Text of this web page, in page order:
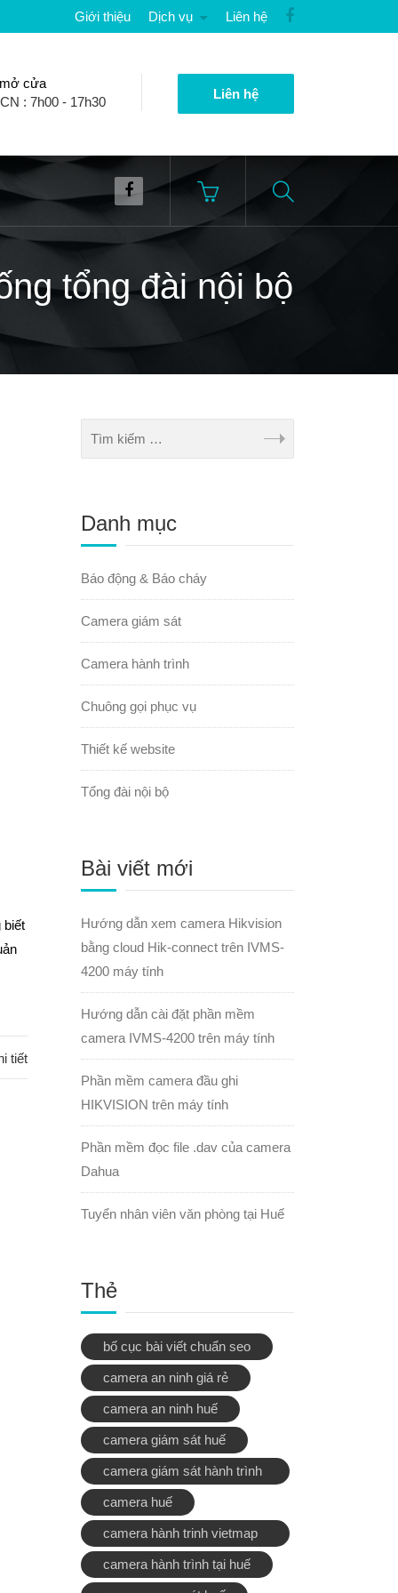
Giới thiệu Dịch vụ Liên hệ
cửa
: 7h00 - 17h30
Liên hệ
tổng đài nội bộ
biết
tiết
Danh mục
Báo động & Báo cháy
Camera giám sát
Camera hành trình
Chuông gọi phục vụ
Thiết kế website
Tổng đài nội bộ
Bài viết mới
Hướng dẫn xem camera Hikvision
bằng cloud Hik-connect trên IVMS-
4200 máy tính
Hướng dẫn cài đặt phần mềm
camera IVMS-4200 trên máy tính
Phần mềm camera đầu ghi
HIKVISION trên máy tính
Phần mềm đọc file .dav của camera
Dahua
Tuyển nhân viên văn phòng tại Huế
Thẻ
bố cục bài viết chuẩn seo
camera an ninh giá rẻ
camera an ninh huế
camera giám sát huế
camera giám sát hành trình
tại huế
camera huế
camera hành trinh vietmap
x9
camera hành trình tại huế